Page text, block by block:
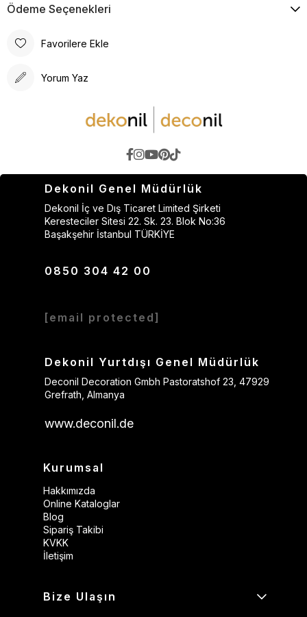
Ödeme Seçenekleri
Favorilere Ekle
Yorum Yaz
Dekonil Genel Müdürlük
Dekonil İç ve Dış Ticaret Limited Şirketi
Keresteciler Sitesi 22. Sk. 23. Blok No:36
Başakşehir İstanbul TÜRKİYE
0850 304 42 00
[email protected]
Dekonil Yurtdışı Genel Müdürlük
Deconil Decoration Gmbh Pastoratshof 23, 47929
Grefrath, Almanya
www.deconil.de
Kurumsal
Hakkımızda
Online Kataloglar
Blog
Sipariş Takibi
KVKK
İletişim
Bize Ulaşın